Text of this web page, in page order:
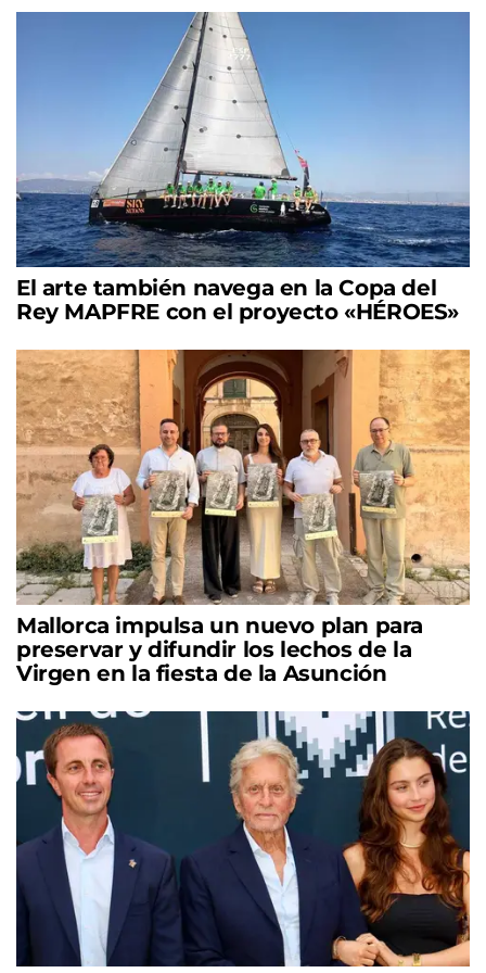
El arte también navega en la Copa del
Rey MAPFRE con el proyecto «HÉROES»
Mallorca impulsa un nuevo plan para
preservar y difundir los lechos de la
Virgen en la fiesta de la Asunción